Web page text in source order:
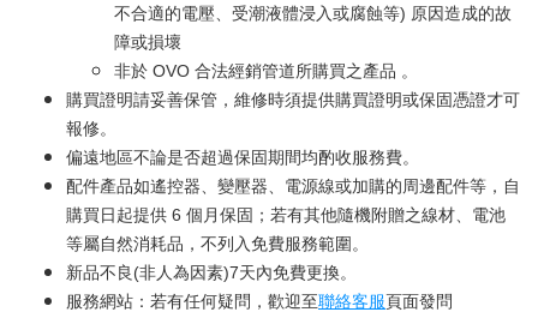
不合適的電壓、受潮液體浸入或腐蝕等) 原因造成的故
障或損壞
非於 OVO 合法經銷管道所購買之產品 。
購買證明請妥善保管，維修時須提供購買證明或保固憑證才可
報修。
偏遠地區不論是否超過保固期間均酌收服務費。
配件產品如遙控器、變壓器、電源線或加購的周邊配件等，自
購買日起提供 6 個月保固；若有其他隨機附贈之線材、電池
等屬自然消耗品，不列入免費服務範圍。
新品不良(非人為因素)7天內免費更換。
服務網站：若有任何疑問，歡迎至聯絡客服頁面發問